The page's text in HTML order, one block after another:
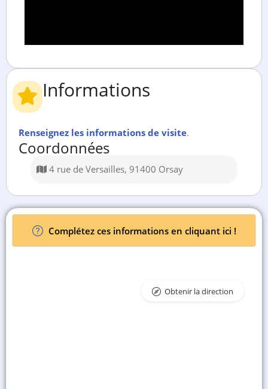
Informations
Renseignez les informations de visite.
Coordonnées
4 rue de Versailles, 91400 Orsay
Complétez ces informations en cliquant ici !
Obtenir la direction